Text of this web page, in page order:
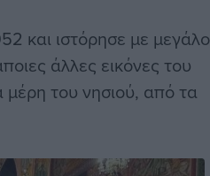
και ιστόρησε με μεγάλο
άλλες εικόνες του
του νησιού, από τα